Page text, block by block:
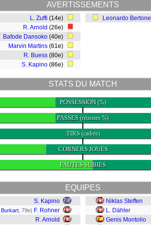
AVERTISSEMENTS
L. Zuffi (14e)
R. Arnold (26e)
Bafode Dansoko (40e)
Marvin Martins (61e)
R. Buess (80e)
S. Kapino (86e)
Leonardo Bertone
STATS DU MATCH
POSSESSION(%)
PASSES(réussies %)
TIRS(cadrés)
CORNERS JOUES
FAUTES SUBIES
EQUIPES
S. Kapino
Burkart , 79e) F. Rohner
R. Arnold
Niklas Steffen
L. Dähler
Genis Montolio